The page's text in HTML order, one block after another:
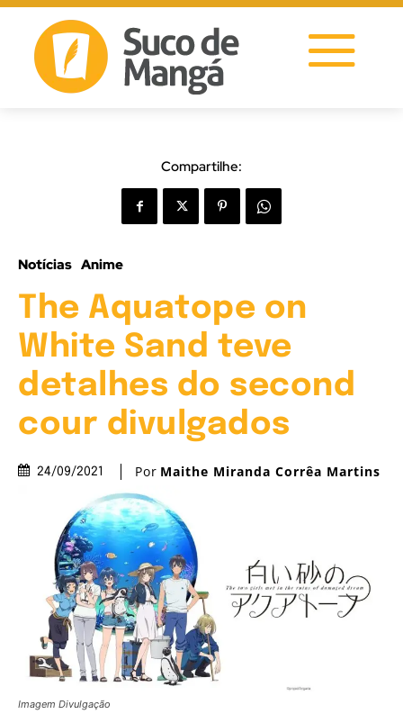
Compartilhe:
Notícias Anime
The Aquatope on
White Sand teve
detalhes do second
cour divulgados
24/09/2021 Por Maithe Miranda Corrêa Martins
Imagem Divulgação